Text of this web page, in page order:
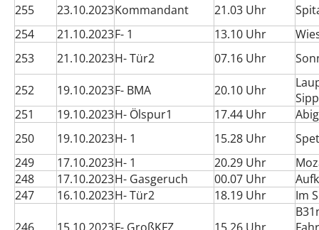
255
23.10.2023Kommandant 21.03 Uhr
254
21.10.2023F- 1 13.10 Uhr
253
21.10.2023H- Tür2 07.16 Uhr
252 19.10.2023F- BMA 20.10 Uhr
251
19.10.2023H- Ölspur1 17.44 Uhr
250
19.10.2023H- 1 15.28 Uhr
249
17.10.2023H- 1 20.29 Uhr
248
17.10.2023H- Gasgeruch 00.07 Uhr
247
16.10.2023H- Tür2 18.19 Uhr Im